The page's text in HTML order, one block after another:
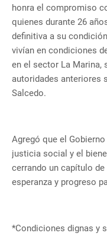
honra el compromiso
quienes durante 26
definitiva a su
vivían en condiciones
en el sector La Marina,
autoridades anteriores
Salcedo.
Agregó que el
justicia social y el
cerrando un capítulo
esperanza y progreso
*Condiciones dignas y